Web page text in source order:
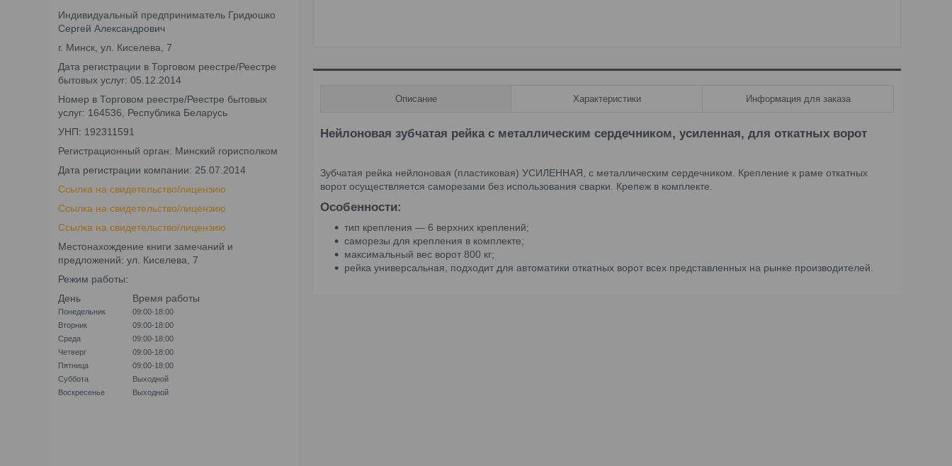
Описание Характеристики Информация для заказа
Нейлоновая зубчатая рейка с металлическим сердечником, усиленная, для откатных ворот
Зубчатая рейка нейлоновая (пластиковая) УСИЛЕННАЯ, с металлическим сердечником. Крепление к раме откатных
ворот осуществляется саморезами без использования сварки. Крепеж в комплекте.
Особенности:
тип крепления ― 6 верхних креплений;
саморезы для крепления в комплекте;
максимальный вес ворот 800 кг;
рейка универсальная, подходит для автоматики откатных ворот всех представленных на рынке производителей.
Индивидуальный предприниматель Гридюшко
Сергей Александрович
г. Минск, ул. Киселева, 7
Дата регистрации в Торговом реестре/Реестре
бытовых услуг: 05.12.2014
Номер в Торговом реестре/Реестре бытовых
услуг: 164536, Республика Беларусь
УНП: 192311591
Регистрационный орган: Минский горисполком
Дата регистрации компании: 25.07.2014
Ссылка на свидетельство/лицензию
Ссылка на свидетельство/лицензию
Ссылка на свидетельство/лицензию
Местонахождение книги замечаний и
предложений: ул. Киселева, 7
Режим работы:
День
Время работы
Понедельник
09:00-18:00
Вторник
09:00-18:00
Среда
09:00-18:00
Четверг
09:00-18:00
Пятница
09:00-18:00
Суббота
Выходной
Воскресенье
Выходной